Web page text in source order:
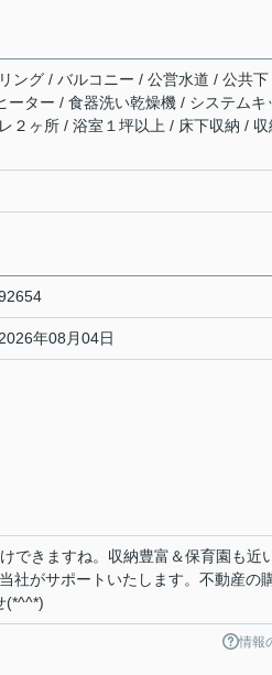
ング / バルコニー / 公営水道 / 公共下
ター / 食器洗い乾燥機 / システムキ
２ヶ所 / 浴室１坪以上 / 床下収納 / 収
2026年08月04日
できますね。収納豊富＆保育園も近
社がサポートいたします。不動産の
(*^^*)
情報